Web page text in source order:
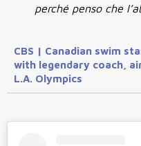
perché penso che
CBS | Canadian swim
with legendary coach,
L.A. Olympics